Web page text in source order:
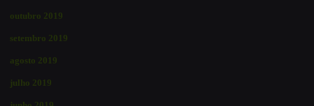
outubro 2019
setembro 2019
agosto 2019
julho 2019